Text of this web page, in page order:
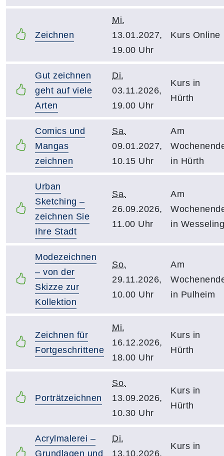
Zeichnen
Mi.
13.01.2027,
19.00 Uhr
Kurs Online
Gut zeichnen
geht auf viele
Arten
Di.
03.11.2026,
19.00 Uhr
Kurs in
Hürth
Comics und
Mangas
zeichnen
Sa.
09.01.2027,
10.15 Uhr
Am
in Hürth
Urban
Sketching –
zeichnen Sie
Ihre Stadt
Sa.
26.09.2026,
11.00 Uhr
Am
in Wesseling
Modezeichnen
– von der
Skizze zur
Kollektion
So.
29.11.2026,
10.00 Uhr
Am
in Pulheim
Zeichnen für
Fortgeschrittene
Mi.
16.12.2026,
18.00 Uhr
Kurs in
Hürth
Porträtzeichnen
So.
13.09.2026,
10.30 Uhr
Kurs in
Hürth
Acrylmalerei –
Grundlagen und
Di.
13.10.2026,
Kurs in